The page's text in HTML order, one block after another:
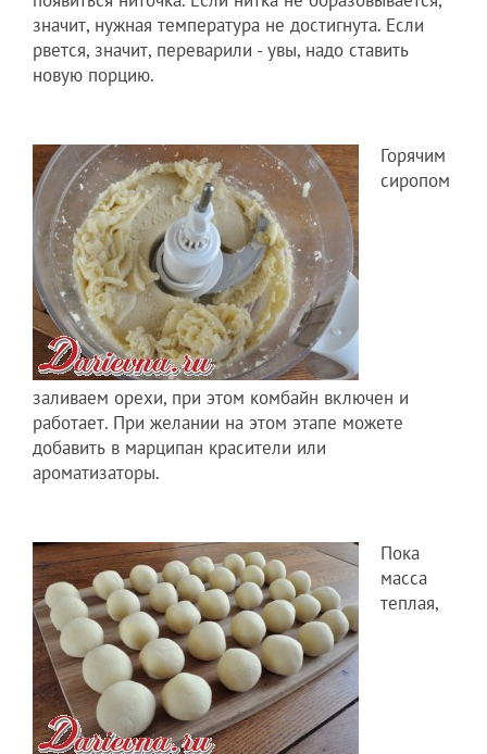
значит, нужная температура не достигнута. Если
рвется, значит, переварили - увы, надо ставить
новую порцию.
Горячим
сиропом
заливаем орехи, при этом комбайн включен и
работает. При желании на этом этапе можете
добавить в марципан красители или
ароматизаторы.
Пока
масса
теплая,